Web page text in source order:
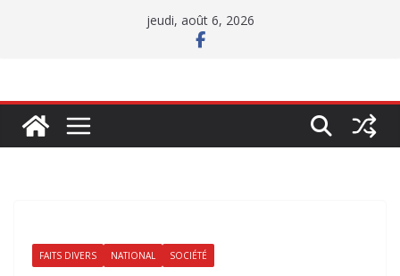
jeudi, août 6, 2026
FAITS DIVERS NATIONAL SOCIÉTÉ